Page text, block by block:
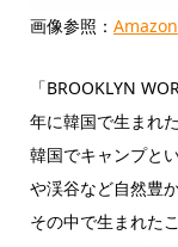
画像参照： Amazon
「BROOKLYN
年に韓国で生まれ
韓国でキャンプと
や渓谷など自然豊
その中で生まれた